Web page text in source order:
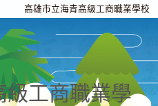
高雄市立海青高級工商職業學校
級工商職業學